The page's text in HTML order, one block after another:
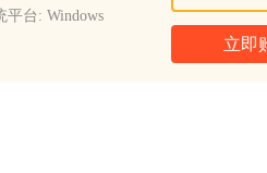
平台: Windows
立即